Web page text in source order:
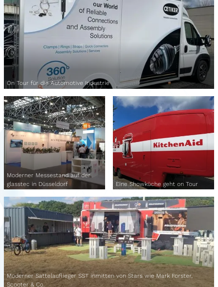
On Tour für die Automotive Industrie
Moderner Messestand auf der
glasstec in Düsseldorf
Moderner Sattelauflieger SST inmitten von Stars wie Mark Forster,
Scooter & Co.
Eine Showküche geht on Tour